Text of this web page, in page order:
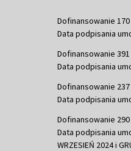
Dofinansowanie 170
Data podpisania
Dofinansowanie 391
Data podpisania
Dofinansowanie 237
Data podpisania
Dofinansowanie 290
Data podpisania
WRZESIEŃ 2024 i